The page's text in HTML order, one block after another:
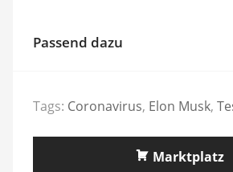
Passend dazu
Tags: Coronavirus, Elon Musk,
Marktplatz